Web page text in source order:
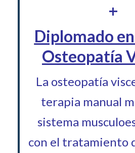
+
Diplomado
Osteopatía
La osteopatía
terapia manual
sistema
con el tratamiento